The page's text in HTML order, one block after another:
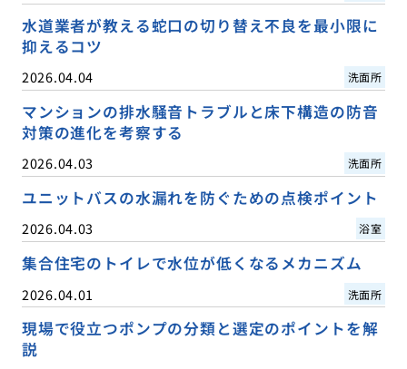
水道業者が教える蛇口の切り替え不良を最小限に
抑えるコツ
2026.04.04 洗面所
マンションの排水騒音トラブルと床下構造の防音
対策の進化を考察する
2026.04.03 洗面所
ユニットバスの水漏れを防ぐための点検ポイント
2026.04.03 浴室
集合住宅のトイレで水位が低くなるメカニズム
2026.04.01 洗面所
現場で役立つポンプの分類と選定のポイントを解
説